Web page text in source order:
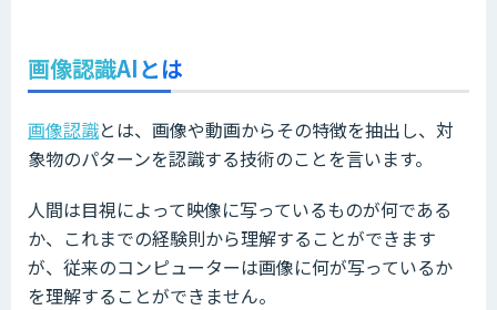
画像認識AIとは
画像認識とは、画像や動画からその特徴を抽出し、対
象物のパターンを認識する技術のことを言います。
人間は目視によって映像に写っているものが何である
か、これまでの経験則から理解することができます
が、従来のコンピューターは画像に何が写っているか
を理解することができません。